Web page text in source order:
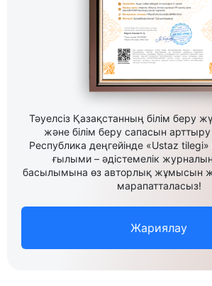
Тәуелсіз Қазақстанның білім беру
және білім беру сапасын
Республика деңгейінде «Ustaz
ғылыми – әдістемелік
басылымына өз авторлық жұмысын
марапатталасыз!
Жариялау